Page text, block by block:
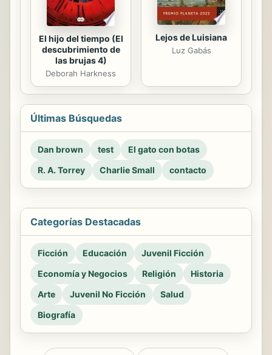
El hijo del tiempo (El
descubrimiento de
las brujas 4)
Deborah Harkness
Lejos de Luisiana
Luz Gabás
Últimas Búsquedas
Dan brown test
El gato con botas
R. A. Torrey
Charlie Small contacto
Categorías Destacadas
Ficción Educación
Juvenil Ficción
Economía y Negocios
Religión
Historia
Arte
Juvenil No Ficción
Salud
Biografía